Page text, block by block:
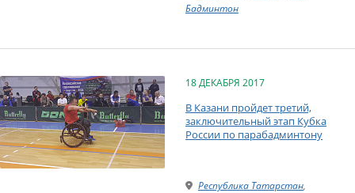
Бадминтон
18 ДЕКАБРЯ 2017
В Казани пройдет третий,
заключительный этап Кубка
России по парабадминтону
Республика Татарстан,